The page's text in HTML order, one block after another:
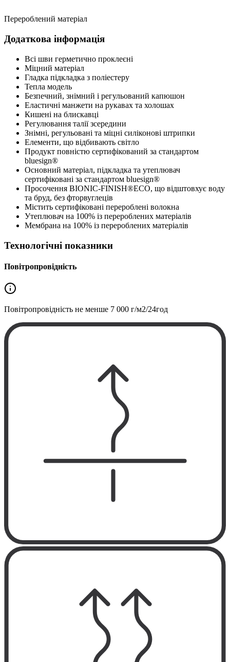
Перероблений матеріал
Додаткова інформація
Всі шви герметично проклеєні
Міцний матеріал
Гладка підкладка з поліестеру
Тепла модель
Безпечний, знімний і регульований капюшон
Еластичні манжети на рукавах та холошах
Кишені на блискавці
Регулювання талії зсередини
Знімні, регульовані та міцні силіконові штрипки
Елементи, що відбивають світло
Продукт повністю сертифікований за стандартом
bluesign®
Основний матеріал, підкладка та утеплювач
сертифіковані за стандартом bluesign®
Просочення BIONIC-FINISH®ECO, що відштовхує воду
та бруд, без фторвуглеців
Містить сертифіковані перероблені волокна
Утеплювач на 100% із перероблених матеріалів
Мембрана на 100% із перероблених матеріалів
Технологічні показники
Повітропровідність
Повітропровідність не менше 7 000 г/м2/24год